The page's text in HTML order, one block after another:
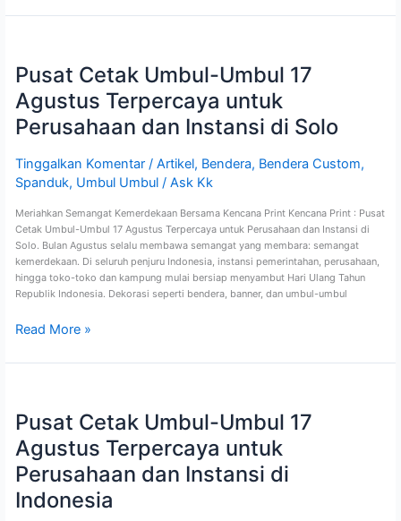
Pusat Cetak Umbul-Umbul 17
Agustus Terpercaya untuk
Perusahaan dan Instansi di Solo
Tinggalkan Komentar / Artikel, Bendera, Bendera Custom,
Spanduk, Umbul Umbul/ Ask Kk
Meriahkan Semangat Kemerdekaan Bersama Kencana Print Kencana Print : Pusat
Cetak Umbul-Umbul 17 Agustus Terpercaya untuk Perusahaan dan Instansi di
Solo. Bulan Agustus selalu membawa semangat yang membara: semangat
kemerdekaan. Di seluruh penjuru Indonesia, instansi pemerintahan, perusahaan,
hingga toko-toko dan kampung mulai bersiap menyambut Hari Ulang Tahun
Republik Indonesia. Dekorasi seperti bendera, banner, dan umbul-umbul
Umbul-
Umbul
17
Agustus
Terpercaya
Perusahaan
dan
di
Solo
Read More »
Pusat Cetak Umbul-Umbul 17
Agustus Terpercaya untuk
Perusahaan dan Instansi di
Indonesia
Umbul-
Umbul
17
Agustus
Terpercaya
untuk